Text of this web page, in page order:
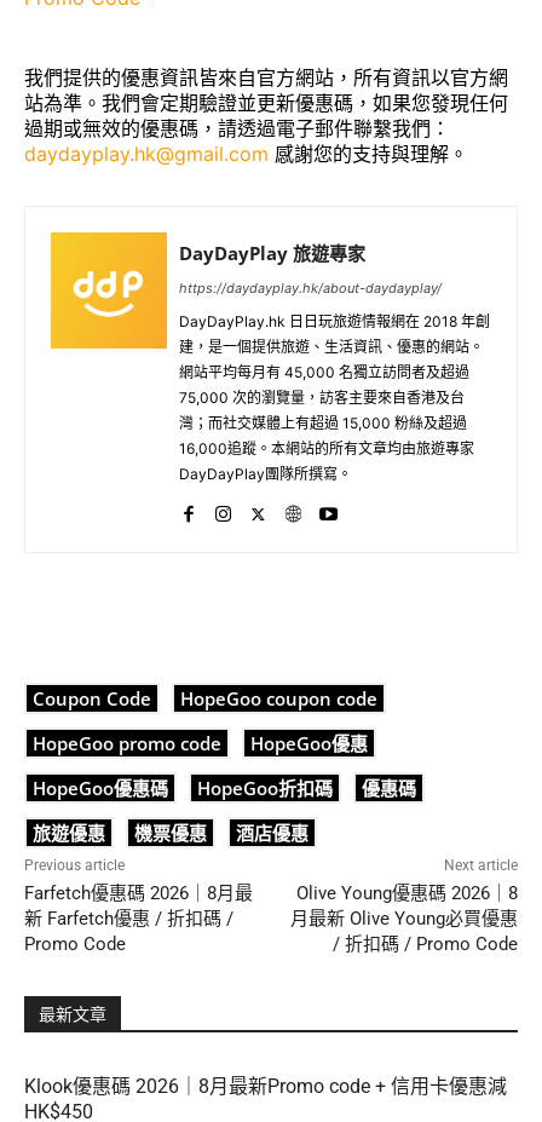
我們提供的優惠資訊皆來自官方網站，所有資訊以官方網
站為準。我們會定期驗證並更新優惠碼，如果您發現任何
過期或無效的優惠碼，請透過電子郵件聯繫我們：
daydayplay.hk@gmail.com 感謝您的支持與理解。
DayDayPlay 旅遊專家
https://daydayplay.hk/about-daydayplay/
DayDayPlay.hk 日日玩旅遊情報網在 2018 年創
建，是一個提供旅遊、生活資訊、優惠的網站。
網站平均每月有 45,000 名獨立訪問者及超過
75,000 次的瀏覽量，訪客主要來自香港及台
灣；而社交媒體上有超過 15,000 粉絲及超過
16,000追蹤。本網站的所有文章均由旅遊專家
DayDayPlay團隊所撰寫。
Coupon Code
HopeGoo coupon code
HopeGoo promo code
HopeGoo優惠
HopeGoo優惠碼
HopeGoo折扣碼
優惠碼
旅遊優惠
機票優惠 酒店優惠
Previous article
Farfetch優惠碼 2026｜8月最
新 Farfetch優惠 / 折扣碼 /
Promo Code
Next article
Olive Young優惠碼 2026｜8
月最新 Olive Young必買優惠
/ 折扣碼 / Promo Code
最新文章
Klook優惠碼 2026｜8月最新Promo code + 信用卡優惠減
HK$450